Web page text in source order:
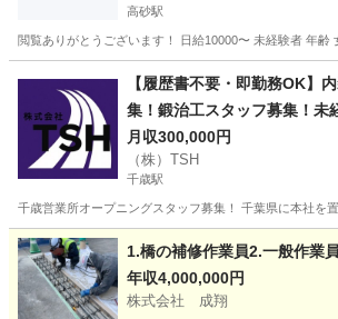
高砂駅
閲覧ありがとうございます！ 日給10000〜 未経験者 年
高砂駅 その他 建設業
【履歴書不要・即勤務OK】
集！鍛治工スタッフ募集！未
い・週払い相談可！
月収300,000円
（株）TSH
千歳駅
千歳営業所オープニングスタッフ募集！ 千葉県に本社を
北海道 千歳市 千歳駅 その他 未経験
1.橋の補修作業員2.一般作業
年収4,000,000円
株式会社 成翔